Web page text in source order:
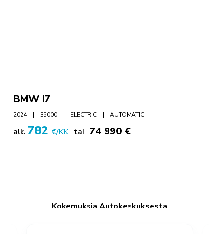
BMW I7
2024 35000 ELECTRIC AUTOMATIC
alk. 782 €/KK tai 74 990 €
Kokemuksia Autokeskuksesta